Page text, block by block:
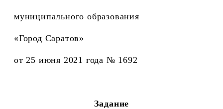
муниципального образования
«Город Саратов»
от 25 июня 2021 года № 1692
Задание